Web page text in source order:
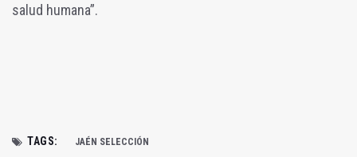
salud humana”.
TAGS: JAÉN SELECCIÓN